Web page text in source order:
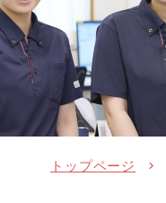
トップページ